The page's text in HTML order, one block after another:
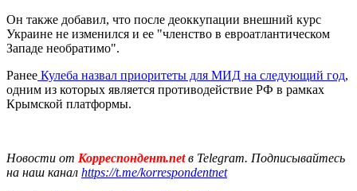
Он также добавил, что после деоккупации внешний курс
Украине не изменился и ее "членство в евроатлантическом
Западе необратимо".
Ранее Кулеба назвал приоритеты для МИД на следующий год,
одним из которых является противодействие РФ в рамках
Крымской платформы.
Новости от Корреспондент.netв Telegram. Подписывайтесь
на наш канал https://t.me/korrespondentnet